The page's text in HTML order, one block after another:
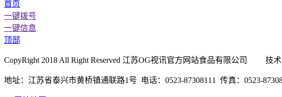
首页
一键拨号
一键信息
顶部
CopyRight 2018 All Right Reserved 江苏OG视讯官方网站食品有限公司 技术
地址：江苏省泰兴市黄桥镇通联路1号 电话：0523-87308111 传真：0523-